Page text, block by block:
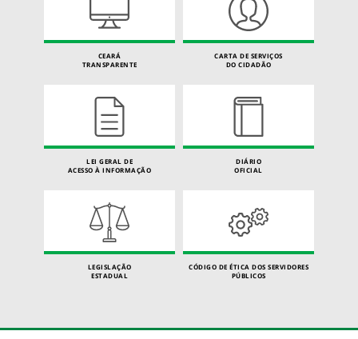
CEARÁ
TRANSPARENTE
CARTA DE SERVIÇOS
DO CIDADÃO
LEI GERAL DE
ACESSO À INFORMAÇÃO
DIÁRIO
OFICIAL
LEGISLAÇÃO
ESTADUAL
CÓDIGO DE ÉTICA DOS SERVIDORES
PÚBLICOS